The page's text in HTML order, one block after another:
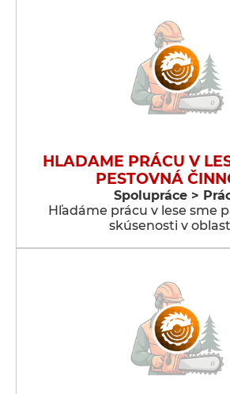
HLADAME PRÁCU V
PESTOVNÁ
Spolupráce >
Hľadáme prácu v lese sme
skúsenosti v